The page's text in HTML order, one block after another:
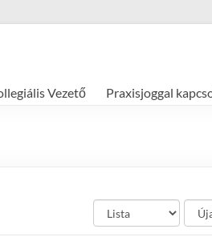
Vezető Praxisjoggal